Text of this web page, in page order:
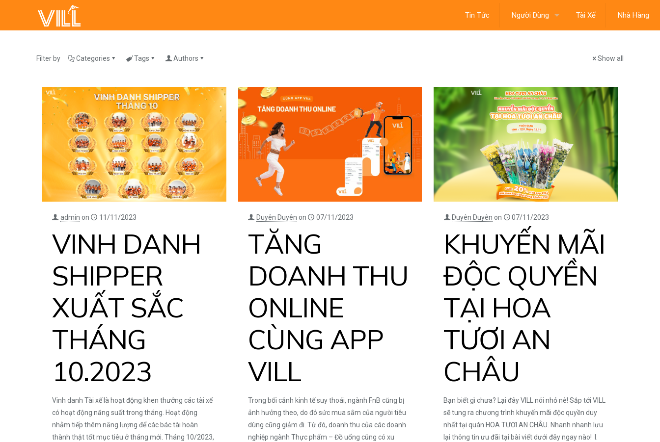
Tin Tức Người Dùng Tài Xế Nhà Hàng
Filter by Categories Tags Authors Show all
admin on 11/11/2023
VINH DANH
SHIPPER
XUẤT SẮC
THÁNG
10.2023
Vinh danh Tài xế là hoạt động khen thưởng các tài xế
có hoạt động năng suất trong tháng. Hoạt động
nhằm tiếp thêm năng lượng để các bác tài hoàn
thành thật tốt mục tiêu ở tháng mới. Tháng 10/2023,
Duyên Duyên on 07/11/2023
TĂNG
DOANH THU
ONLINE
CÙNG APP
VILL
Trong bối cảnh kinh tế suy thoái, ngành FnB cũng bị
ảnh hưởng theo, do đó sức mua sắm của người tiêu
dùng cũng giảm đi. Từ đó, doanh thu của các doanh
nghiệp ngành Thực phẩm – Đồ uống cũng có xu
Duyên Duyên on 07/11/2023
KHUYẾN MÃI
ĐỘC QUYỀN
TẠI HOA
TƯƠI AN
CHÂU
Bạn biết gì chưa? Lại đây VILL nói nhỏ nè! Sắp tới VILL
sẽ tung ra chương trình khuyến mãi độc quyền duy
nhất tại quán HOA TƯƠI AN CHÂU. Nhanh nhanh lưu
lại thông tin ưu đãi tại bài viết dưới đây ngay nào! I.